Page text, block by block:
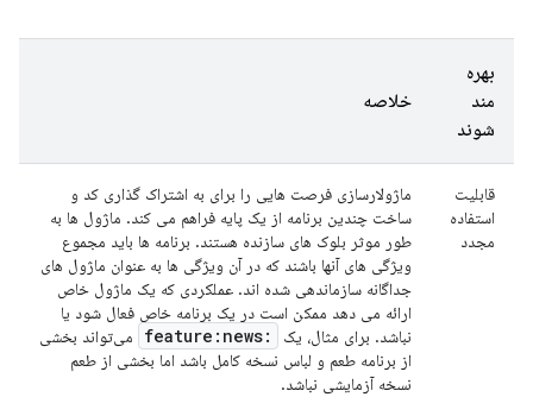
بهره
مند
شوند
خلاصه
قابلیت
استفاده
مجدد
ماژولارسازی فرصت هایی را برای به اشتراک گذاری کد و
ساخت چندین برنامه از یک پایه فراهم می کند. ماژول ها به
طور موثر بلوک های سازنده هستند. برنامه ها باید مجموع
ویژگی های آنها باشند که در آن ویژگی ها به عنوان ماژول های
جداگانه سازماندهی شده اند. عملکردی که یک ماژول خاص
ارائه می دهد ممکن است در یک برنامه خاص فعال شود یا
نباشد. برای مثال، یک
:feature:news
می‌تواند بخشی
از برنامه طعم و لباس نسخه کامل باشد اما بخشی از طعم
نسخه آزمایشی نباشد.